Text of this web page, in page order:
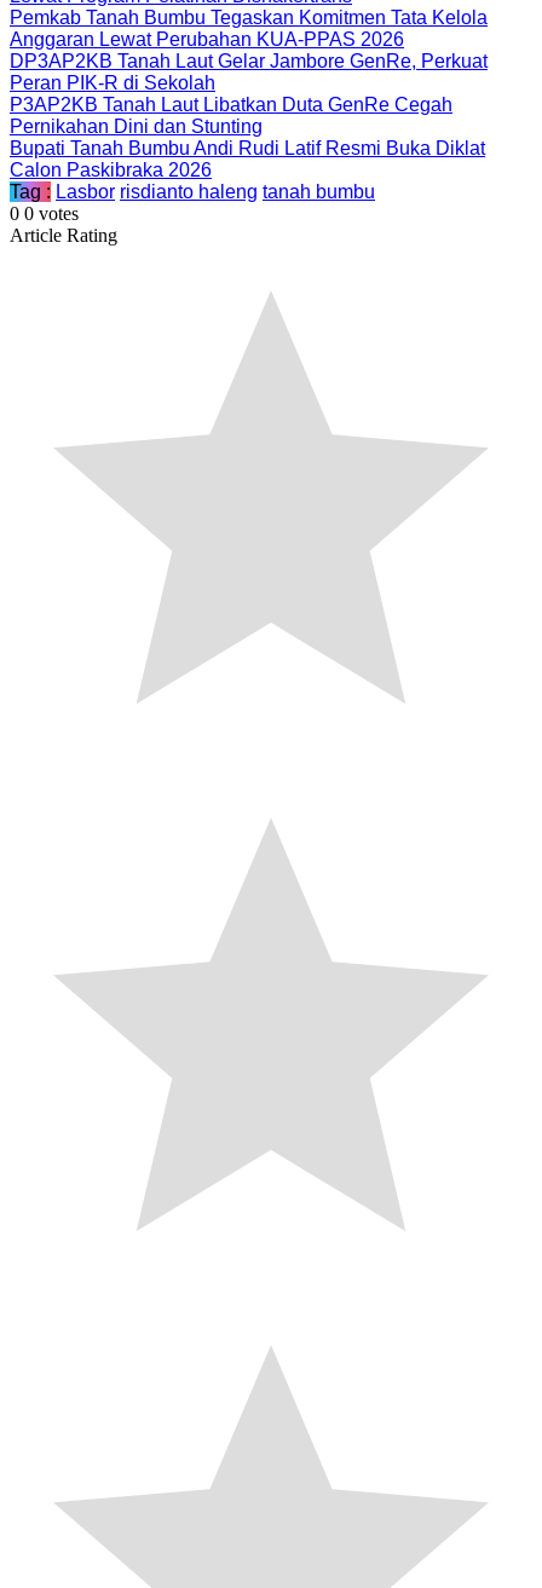
Pemkab Tanah Bumbu Tegaskan Komitmen Tata Kelola
Anggaran Lewat Perubahan KUA-PPAS 2026
DP3AP2KB Tanah Laut Gelar Jambore GenRe, Perkuat
Peran PIK-R di Sekolah
P3AP2KB Tanah Laut Libatkan Duta GenRe Cegah
Pernikahan Dini dan Stunting
Bupati Tanah Bumbu Andi Rudi Latif Resmi Buka Diklat
Calon Paskibraka 2026
Tag : Lasbor risdianto haleng tanah bumbu
0 0 votes
Article Rating